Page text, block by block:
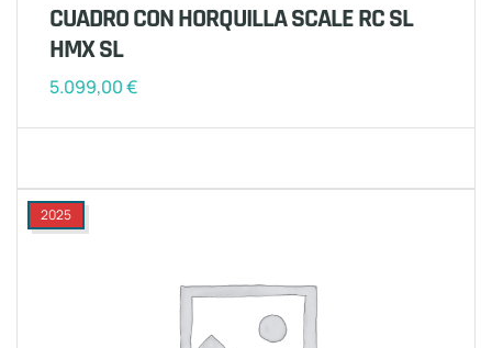
CUADRO CON HORQUILLA SCALE RC SL
HMX SL
5.099,00€
2025